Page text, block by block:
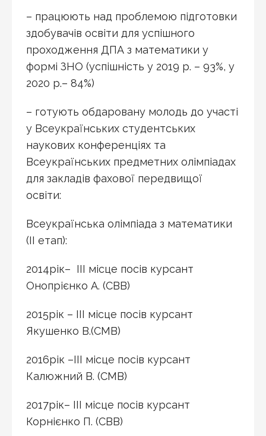
– працюють над проблемою підготовки
здобувачів освіти для успішного
проходження ДПА з математики у
формі ЗНО (успішність у 2019 р. – 93%, у
2020 р.– 84%)
– готують обдаровану молодь до участі
у Всеукраїнських студентських
наукових конференціях та
Всеукраїнських предметних олімпіадах
для закладів фахової передвищої
освіти:
Всеукраїнська олімпіада з математики
(ІІ етап):
2014рік– ІІІ місце посів курсант
Онопрієнко А. (СВВ)
2015рік – ІІІ місце посів курсант
Якушенко В.(СМВ)
2016рік –ІІІ місце посів курсант
Калюжний В. (СМВ)
2017рік– ІІІ місце посів курсант
Корнієнко П. (СВВ)